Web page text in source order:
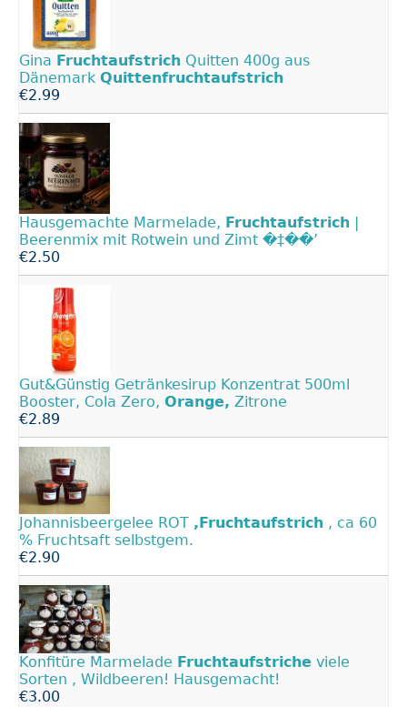
Gina Fruchtaufstrich Quitten 400g aus
Dänemark Quittenfruchtaufstrich
€2.99
Hausgemachte Marmelade, Fruchtaufstrich |
Beerenmix mit Rotwein und Zimt �‡��’
€2.50
Gut&Günstig Getränkesirup Konzentrat 500ml
Booster, Cola Zero, Orange, Zitrone
€2.89
Johannisbeergelee ROT ,Fruchtaufstrich , ca 60
% Fruchtsaft selbstgem.
€2.90
Konfitüre Marmelade Fruchtaufstriche viele
Sorten , Wildbeeren! Hausgemacht!
€3.00